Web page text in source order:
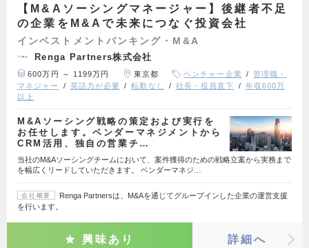
【M&Aソーシングマネージャー】後継者不足
の企業をM&Aで未来につなぐ投資会社
インベストメントバンキング・M&A
Renga Partners株式会社
600万円 ～ 1199万円 東京都 ベンチャー企業
管理職・
マネジャー
英語力が必要 転勤なし 社長・役員直下
年収600万
以上
M&Aソーシング戦略の策定および実行を
お任せします。ベンダーマネジメントから
CRM活用、独自の営業チ…
当社のM&Aソーシングチームにおいて、案件獲得のための戦略立案から実務まで
を幅広くリードしていただきます。 ベンダーマネジ…
会社概要
Renga Partnersは、M&Aを通じてグループインした企業の運営支援
を行います。
興味あり 詳細へ